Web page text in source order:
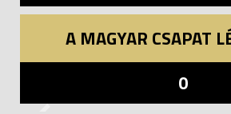
A MAGYAR CSAPAT
0